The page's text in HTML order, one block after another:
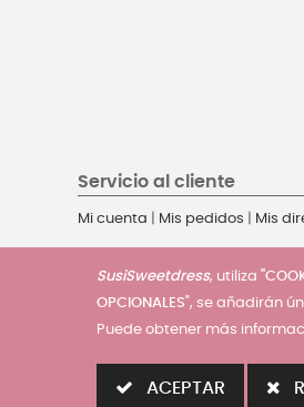
Servicio al cliente
Mi cuenta Mis pedidos Mis
SusiSweetdress, utiliza
OPCIONALES", se añadirán
Puede obtener más
ACEPTAR